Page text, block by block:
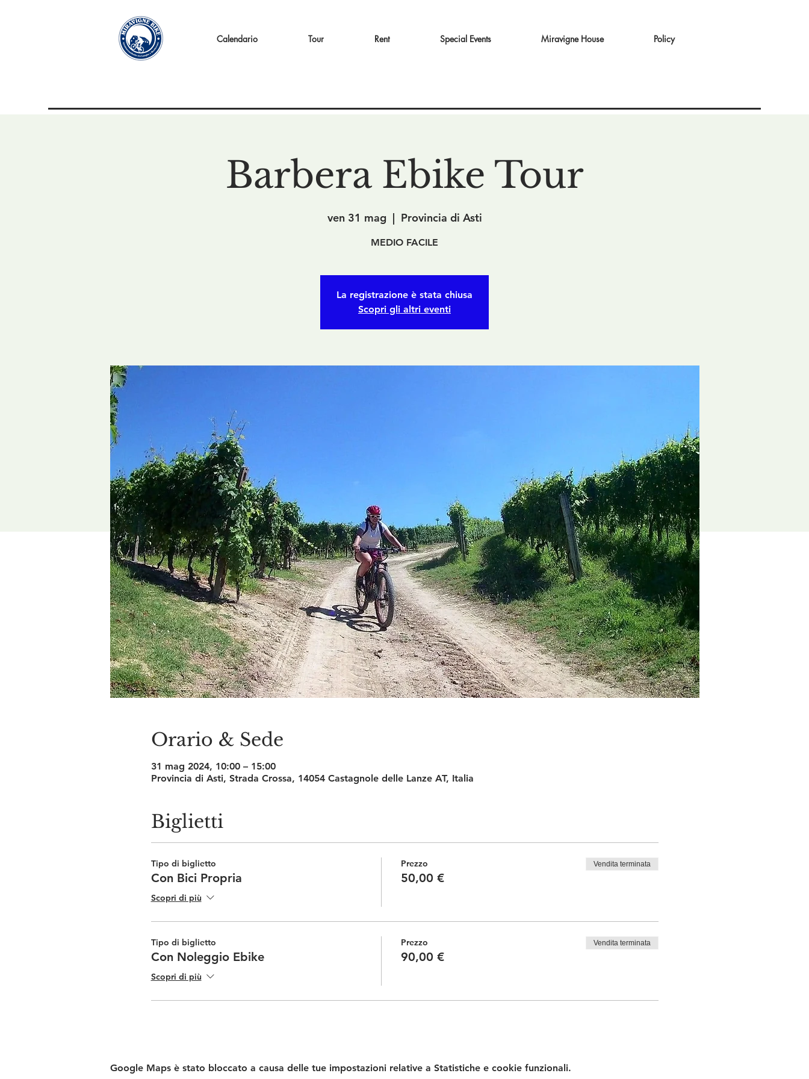
Calendario Tour Rent Special Events Miravigne House Policy
Barbera Ebike Tour
ven 31 mag
  |
Provincia di Asti
MEDIO FACILE
La registrazione è stata chiusa
Scopri gli altri eventi
Orario & Sede
31 mag 2024, 10:00 – 15:00
Provincia di Asti, Strada Crossa, 14054 Castagnole delle Lanze AT, Italia
Biglietti
Tipo di biglietto
Con Bici Propria
Scopri di più
Prezzo
50,00 €
Vendita terminata
Tipo di biglietto
Con Noleggio Ebike
Scopri di più
Prezzo
90,00 €
Vendita terminata
Google Maps è stato bloccato a causa delle tue impostazioni relative a Statistiche e cookie funzionali.